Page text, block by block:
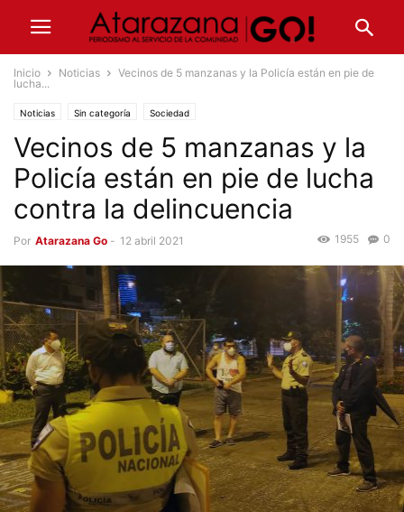
Inicio Noticias
Vecinos de 5 manzanas y la Policía están en pie de
lucha...
Noticias Sin categoría Sociedad
Vecinos de 5 manzanas y la
Policía están en pie de lucha
contra la delincuencia
Por Atarazana Go - 12 abril 2021 0
1955